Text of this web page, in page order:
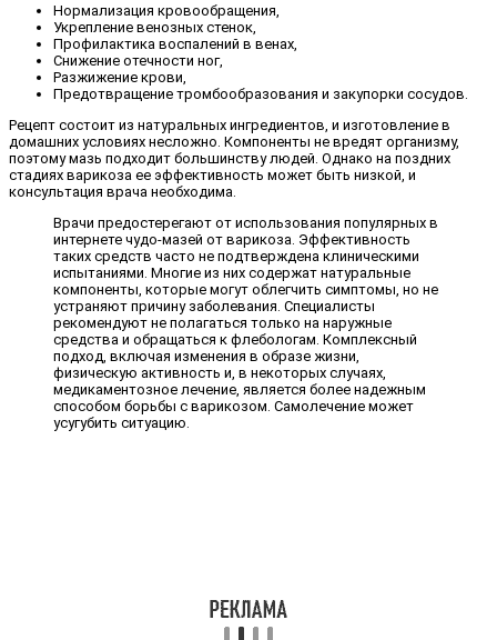
Нормализация кровообращения,
Укрепление венозных стенок,
Профилактика воспалений в венах,
Снижение отечности ног,
Разжижение крови,
Предотвращение тромбообразования и закупорки сосудов.
Рецепт состоит из натуральных ингредиентов, и изготовление в
домашних условиях несложно. Компоненты не вредят организму,
поэтому мазь подходит большинству людей. Однако на поздних
стадиях варикоза ее эффективность может быть низкой, и
консультация врача необходима.
Врачи предостерегают от использования популярных в
интернете чудо-мазей от варикоза. Эффективность
таких средств часто не подтверждена клиническими
испытаниями. Многие из них содержат натуральные
компоненты, которые могут облегчить симптомы, но не
устраняют причину заболевания. Специалисты
рекомендуют не полагаться только на наружные
средства и обращаться к флебологам. Комплексный
подход, включая изменения в образе жизни,
физическую активность и, в некоторых случаях,
медикаментозное лечение, является более надежным
способом борьбы с варикозом. Самолечение может
усугубить ситуацию.